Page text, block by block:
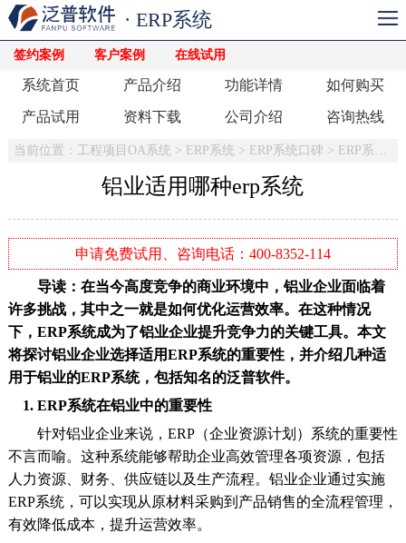
签约案例 客户案例 在线试用
· ERP系统
系统首页 产品介绍 功能详情 如何购买
产品试用 资料下载 公司介绍 咨询热线
当前位置： 工程项目OA系统 > ERP系统 > ERP系统口碑 > ERP系统哪个好
铝业适用哪种erp系统
申请免费试用、咨询电话：400-8352-114
导读：在当今高度竞争的商业环境中，铝业企业面临着
许多挑战，其中之一就是如何优化运营效率。在这种情况
下，ERP系统成为了铝业企业提升竞争力的关键工具。本文
将探讨铝业企业选择适用ERP系统的重要性，并介绍几种适
用于铝业的ERP系统，包括知名的泛普软件。
1. ERP系统在铝业中的重要性
针对铝业企业来说，ERP（企业资源计划）系统的重要性
不言而喻。这种系统能够帮助企业高效管理各项资源，包括
人力资源、财务、供应链以及生产流程。铝业企业通过实施
ERP系统，可以实现从原材料采购到产品销售的全流程管理，
有效降低成本，提升运营效率。